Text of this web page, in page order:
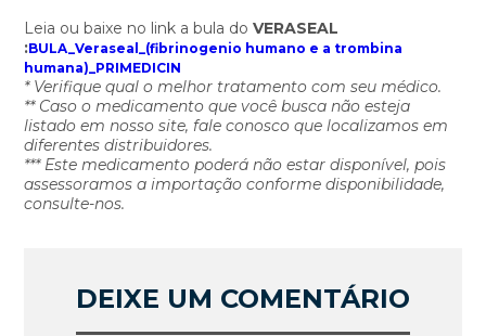
Leia ou baixe no link a bula doVERASEAL
:BULA_Veraseal_(fibrinogenio humano e a trombina
humana)_PRIMEDICIN
* Verifique qual o melhor tratamento com seu médico.
** Caso o medicamento que você busca não esteja
listado em nosso site, fale conosco que localizamos em
diferentes distribuidores.
*** Este medicamento poderá não estar disponível, pois
assessoramos a importação conforme disponibilidade,
consulte-nos.
DEIXE UM COMENTÁRIO